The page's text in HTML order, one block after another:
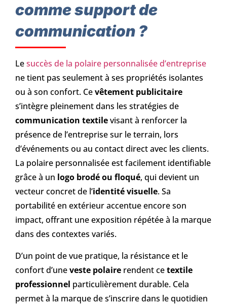
comme support de
communication ?
Lesuccès de la polaire personnaliséed’entreprise
ne tient pas seulement à ses propriétés isolantes
ou à son confort. Cevêtement publicitaire
s’intègre pleinement dans les stratégies de
communication textilevisant à renforcer la
présence de l’entreprise sur le terrain, lors
d’événements ou au contact direct avec les clients.
La polaire personnalisée est facilement identifiable
grâce à un logo brodé ou floqué, qui devient un
vecteur concret de l’identité visuelle. Sa
portabilité en extérieur accentue encore son
impact, offrant une exposition répétée à la marque
dans des contextes variés.
D’un point de vue pratique, la résistance et le
confort d’uneveste polaire rendent cetextile
professionnel particulièrement durable. Cela
permet à la marque de s’inscrire dans le quotidien